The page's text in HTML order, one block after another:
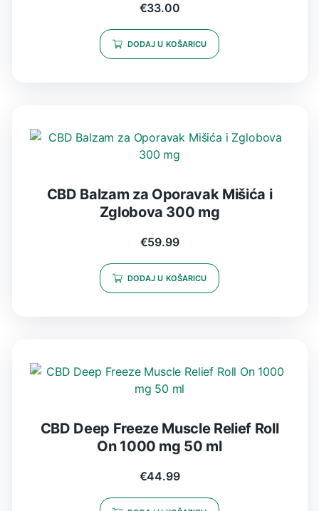
€33.00
DODAJ U KOŠARICU
CBD Balzam za Oporavak Mišića i
Zglobova 300 mg
€59.99
DODAJ U KOŠARICU
CBD Deep Freeze Muscle Relief Roll
On 1000 mg 50 ml
€44.99